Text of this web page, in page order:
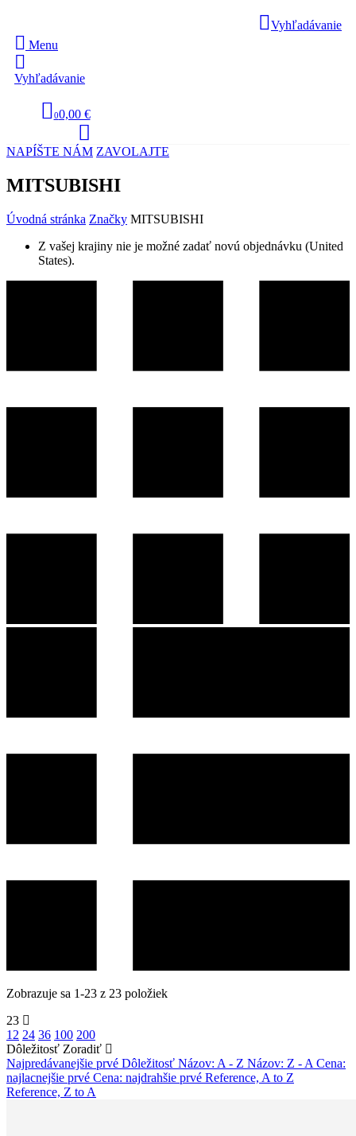
Vyhľadávanie
Menu
Vyhľadávanie
00,00 €
NAPÍŠTE NÁM ZAVOLAJTE
MITSUBISHI
Úvodná stránka Značky MITSUBISHI
Z vašej krajiny nie je možné zadať novú objednávku (United
States).
Zobrazuje sa 1-23 z 23 položiek
23
12 24 36 100 200
Dôležitosť Zoradiť
Najpredávanejšie prvé Dôležitosť Názov: A - Z Názov: Z - A Cena:
najlacnejšie prvé Cena: najdrahšie prvé Reference, A to Z
Reference, Z to A